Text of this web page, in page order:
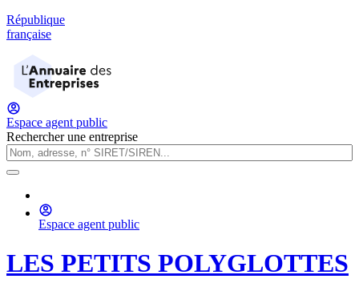
République
française
Espace agent public
Rechercher une entreprise
Espace agent public
LES PETITS POLYGLOTTES